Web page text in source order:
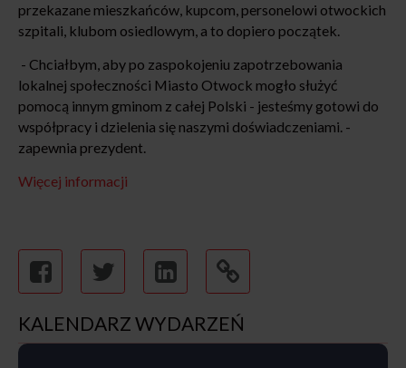
przekazane mieszkańców, kupcom, personelowi otwockich
szpitali, klubom osiedlowym, a to dopiero początek.
- Chciałbym, aby po zaspokojeniu zapotrzebowania
lokalnej społeczności Miasto Otwock mogło służyć
pomocą innym gminom z całej Polski - jesteśmy gotowi do
współpracy i dzielenia się naszymi doświadczeniami. -
zapewnia prezydent.
Więcej informacji
KALENDARZ WYDARZEŃ